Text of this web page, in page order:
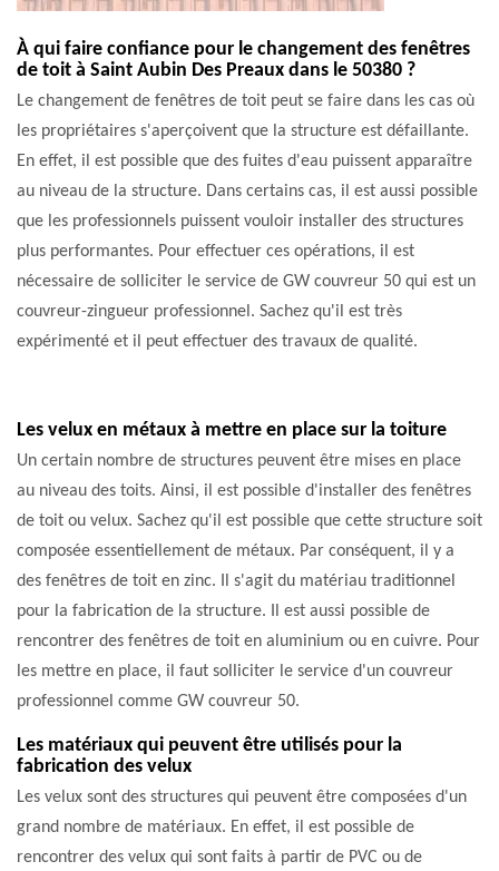
À qui faire confiance pour le changement des fenêtres
de toit à Saint Aubin Des Preaux dans le 50380 ?
Le changement de fenêtres de toit peut se faire dans les cas où
les propriétaires s'aperçoivent que la structure est défaillante.
En effet, il est possible que des fuites d'eau puissent apparaître
au niveau de la structure. Dans certains cas, il est aussi possible
que les professionnels puissent vouloir installer des structures
plus performantes. Pour effectuer ces opérations, il est
nécessaire de solliciter le service de GW couvreur 50 qui est un
couvreur-zingueur professionnel. Sachez qu'il est très
expérimenté et il peut effectuer des travaux de qualité.
Les velux en métaux à mettre en place sur la toiture
Un certain nombre de structures peuvent être mises en place
au niveau des toits. Ainsi, il est possible d'installer des fenêtres
de toit ou velux. Sachez qu'il est possible que cette structure soit
composée essentiellement de métaux. Par conséquent, il y a
des fenêtres de toit en zinc. Il s'agit du matériau traditionnel
pour la fabrication de la structure. Il est aussi possible de
rencontrer des fenêtres de toit en aluminium ou en cuivre. Pour
les mettre en place, il faut solliciter le service d'un couvreur
professionnel comme GW couvreur 50.
Les matériaux qui peuvent être utilisés pour la
fabrication des velux
Les velux sont des structures qui peuvent être composées d'un
grand nombre de matériaux. En effet, il est possible de
rencontrer des velux qui sont faits à partir de PVC ou de